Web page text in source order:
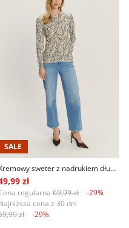
SALE
Kremowy sweter z nadrukiem długi rękaw
zł
regularna 69,99 zł
-29%
cena z 30 dni
zł
-29%